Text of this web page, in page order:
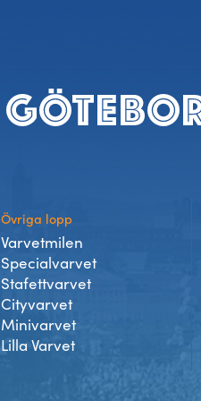
Övriga lopp
Varvetmilen
Specialvarvet
Stafettvarvet
Cityvarvet
Minivarvet
Lilla Varvet